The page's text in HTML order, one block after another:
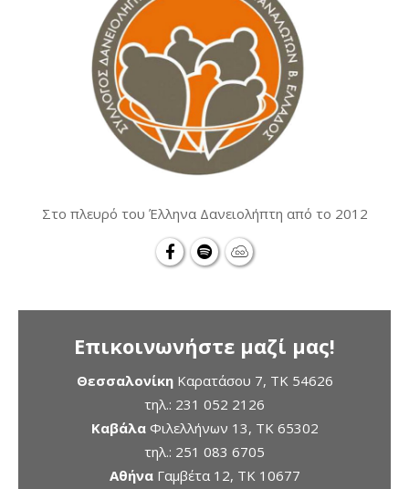
Στο πλευρό του Έλληνα Δανειολήπτη από το 2012
Επικοινωνήστε μαζί μας!
ΘεσσαλονίκηΚαρατάσου 7, TK 54626
τηλ.: 231 052 2126
ΚαβάλαΦιλελλήνων 13, ΤΚ 65302
τηλ.: 251 083 6705
ΑθήναΓαμβέτα 12, ΤΚ 10677